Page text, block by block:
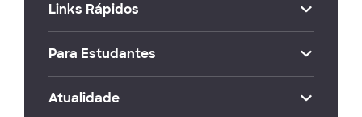
Links Rápidos
Para Estudantes
Atualidade